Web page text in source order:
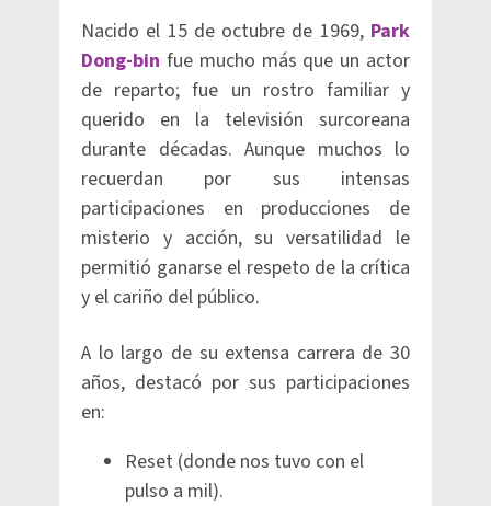
Nacido el 15 de octubre de 1969, Park
Dong-bin fue mucho más que un actor
de reparto; fue un rostro familiar y
querido en la televisión surcoreana
durante décadas. Aunque muchos lo
recuerdan por sus intensas
participaciones en producciones de
misterio y acción, su versatilidad le
permitió ganarse el respeto de la crítica
y el cariño del público.
A lo largo de su extensa carrera de 30
años, destacó por sus participaciones
en:
Reset (donde nos tuvo con el
pulso a mil).